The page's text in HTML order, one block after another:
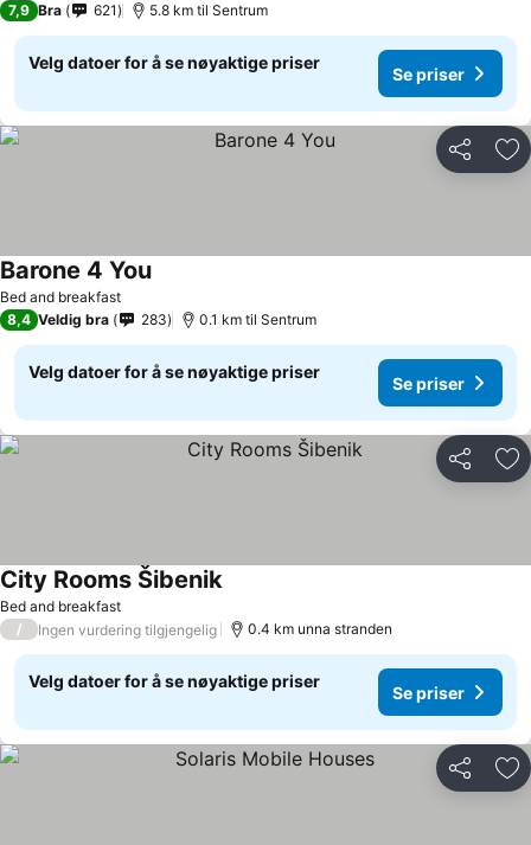
7,9 Bra 621 5.8 km til Sentrum
Velg datoer for å se nøyaktige priser
Se priser
Del
Bed and breakfast
Barone 4 You
8,4 Veldig bra 283 0.1 km til Sentrum
Velg datoer for å se nøyaktige priser
Se priser
Del
Bed and breakfast
City Rooms Šibenik
/ Ingen vurdering tilgjengelig 0.4 km unna stranden
Velg datoer for å se nøyaktige priser
Se priser
Del